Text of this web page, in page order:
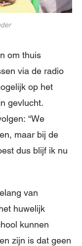
om thuis
via de radio
op het
gevlucht.
“We
maar bij de
dus blijf ik nu
van
huwelijk
kunnen
zijn is dat geen